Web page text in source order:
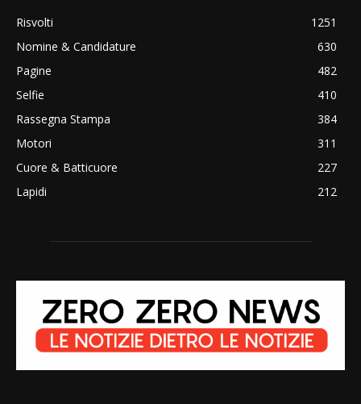
Risvolti
1251
Nomine & Candidature
630
Pagine
482
Selfie
410
Rassegna Stampa
384
Motori
311
Cuore & Batticuore
227
Lapidi
212